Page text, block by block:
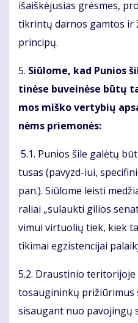
iš­aiš­kė­ju­sias grės­mes,
tik­rin­tų dar­nos gam­tos ir
prin­ci­pų.
5. Siū­lo­me, kad Pu­nios
ti­nė­se bu­vei­nė­se bū­tų
mos miš­ko ver­ty­bių
nėms prie­mo­nės:
5.1. Pu­nios ši­le ga­lė­tų
tu­sas (pa­vyzd-iui,
pan.). Siū­lo­me leis­ti
ra­liai „su­lauk­ti gi­lios
vi­mui vir­tuo­lių tiek, kiek
ti­ki­mai eg­zis­ten­ci­jai
5.2. Draus­ti­nio
to­sau­gi­nin­kų
si­sau­gant nuo